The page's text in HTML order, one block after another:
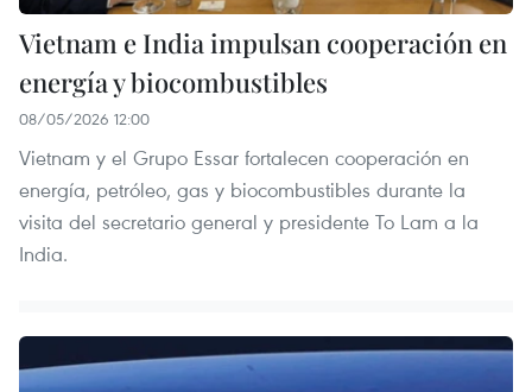
Vietnam e India impulsan cooperación en
energía y biocombustibles
08/05/2026 12:00
Vietnam y el Grupo Essar fortalecen cooperación en
energía, petróleo, gas y biocombustibles durante la
visita del secretario general y presidente To Lam a la
India.